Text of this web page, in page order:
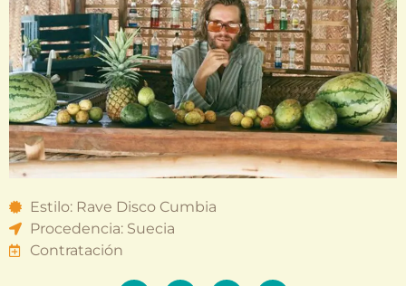
Estilo: Rave Disco Cumbia
Procedencia: Suecia
Contratación